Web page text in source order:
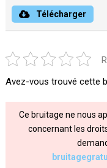
Télécharger
Avez-vous trouvé cette
Ce bruitage ne nous
concernant les